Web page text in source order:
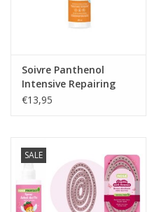
Soivre Panthenol
Intensive Repairing
Spray 6%
€13,95
SALE